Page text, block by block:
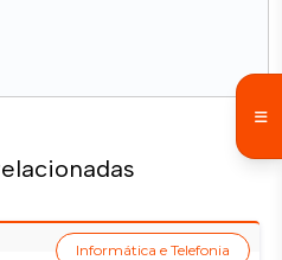
Informática e Telefonia